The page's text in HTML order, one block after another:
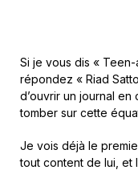
Si je vous dis «
répondez « Riad
d’ouvrir un journal en
tomber sur cette
Je vois déjà le
tout content de lui, et